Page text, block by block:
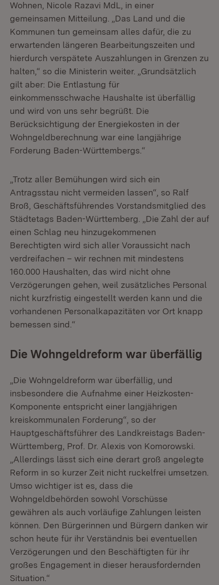
Wohnen, Nicole Razavi MdL, in einer
gemeinsamen Mitteilung. „Das Land und die
Kommunen tun gemeinsam alles dafür, die zu
erwartenden längeren Bearbeitungszeiten und
hierdurch verspätete Auszahlungen in Grenzen zu
halten,“ so die Ministerin weiter. „Grundsätzlich
gilt aber: Die Entlastung für
einkommensschwache Haushalte ist überfällig
und wird von uns sehr begrüßt. Die
Berücksichtigung der Energiekosten in der
Wohngeldberechnung war eine langjährige
Forderung Baden-Württembergs.“
„Trotz aller Bemühungen wird sich ein
Antragsstau nicht vermeiden lassen“, so Ralf
Broß, Geschäftsführendes Vorstandsmitglied des
Städtetags Baden-Württemberg. „Die Zahl der auf
einen Schlag neu hinzugekommenen
Berechtigten wird sich aller Voraussicht nach
verdreifachen – wir rechnen mit mindestens
160.000 Haushalten, das wird nicht ohne
Verzögerungen gehen, weil zusätzliches Personal
nicht kurzfristig eingestellt werden kann und die
vorhandenen Personalkapazitäten vor Ort knapp
bemessen sind.“
Die Wohngeldreform war überfällig
„Die Wohngeldreform war überfällig, und
insbesondere die Aufnahme einer Heizkosten-
Komponente entspricht einer langjährigen
kreiskommunalen Forderung“, so der
Hauptgeschäftsführer des Landkreistags Baden-
Württemberg, Prof. Dr. Alexis von Komorowski.
„Allerdings lässt sich eine derart groß angelegte
Reform in so kurzer Zeit nicht ruckelfrei umsetzen.
Umso wichtiger ist es, dass die
Wohngeldbehörden sowohl Vorschüsse
gewähren als auch vorläufige Zahlungen leisten
können. Den Bürgerinnen und Bürgern danken wir
schon heute für ihr Verständnis bei eventuellen
Verzögerungen und den Beschäftigten für ihr
großes Engagement in dieser herausfordernden
Situation.“